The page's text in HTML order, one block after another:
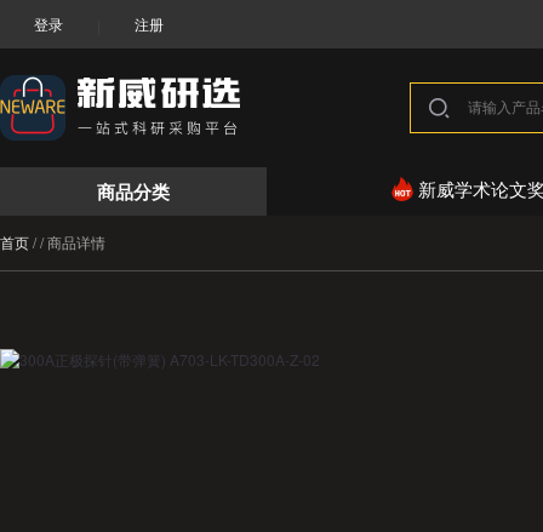
登录 注册
商品分类 新威学术论文
首页//商品详情